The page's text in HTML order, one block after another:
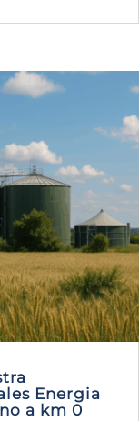
Energia
a km 0